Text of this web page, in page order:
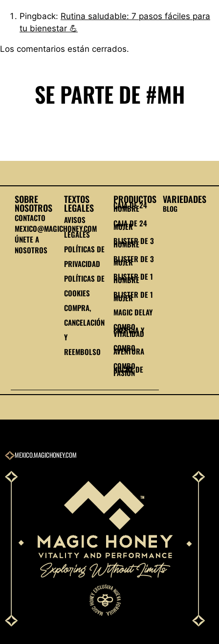
Pingback: Rutina saludable: 7 pasos fáciles para
tu bienestar 💪
Los comentarios están cerrados.
SE PARTE DE #MH
SOBRE
NOSOTROS
CONTACTO
MEXICO@MAGICHONEY.COM
ÚNETE A
NOSOTROS
TEXTOS
LEGALES
AVISOS
LEGALES
POLÍTICAS DE
PRIVACIDAD
POLÍTICAS DE
COOKIES
COMPRA,
CANCELACIÓN
Y
REEMBOLSO
PRODUCTOS
CAJA DE 24
HOMBRE
CAJA DE 24
MUJER
BLISTER DE 3
HOMBRE
BLISTER DE 3
MUJER
BLISTER DE 1
HOMBRE
BLISTER DE 1
MUJER
MAGIC DELAY
COMBO
ENERGÍA Y
VITALIDAD
COMBO
AVENTURA
COMBO
NOCHE DE
PASIÓN
VARIEDADES
BLOG
MEXICO.MAGICHONEY.COM